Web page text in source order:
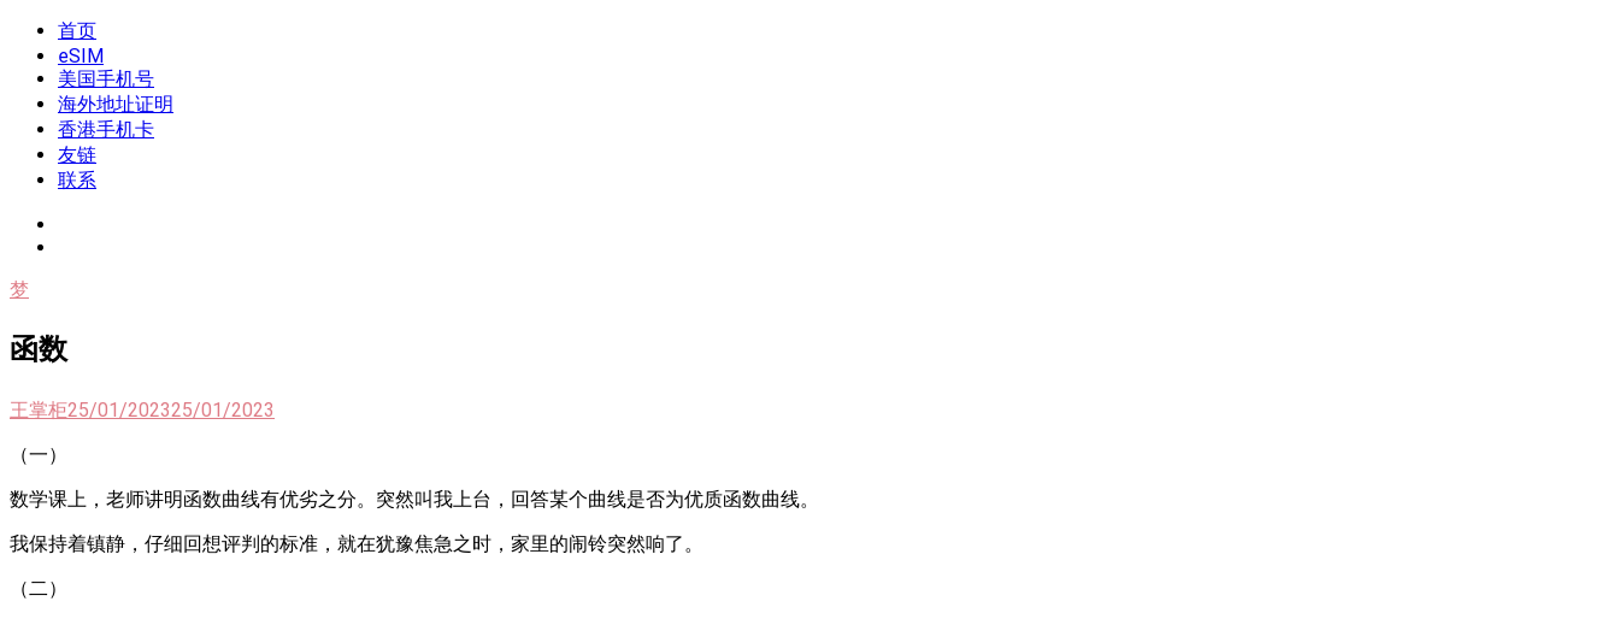
Skip
content
我是王掌柜
新闻酸菜馆|极客电台|自媒体联盟
首页
eSIM
美国手机号
海外地址证明
香港手机卡
友链
联系
梦
函数
王掌柜25/01/202325/01/2023
（一）
数学课上，老师讲明函数曲线有优劣之分。突然叫我上台，回答某个曲线是否为优质函数曲线。
我保持着镇静，仔细回想评判的标准，就在犹豫焦急之时，家里的闹铃突然响了。
（二）